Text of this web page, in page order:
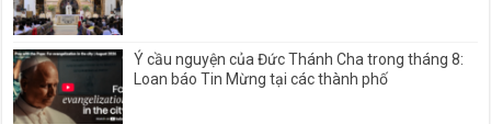
Ý cầu nguyện của Đức Thánh Cha trong tháng 8:
Loan báo Tin Mừng tại các thành phố